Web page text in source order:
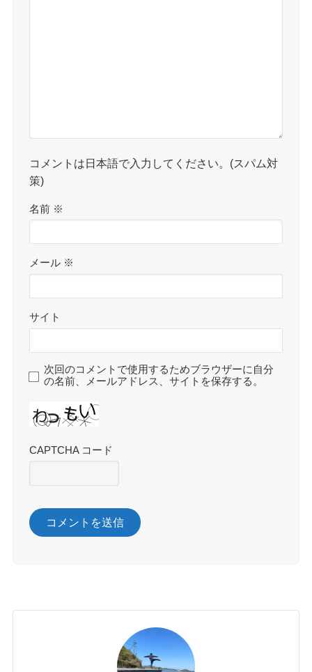
コメントは日本語で入力してください。(スパム対
策)
名前 ※
メール ※
サイト
次回のコメントで使用するためブラウザーに自分
の名前、メールアドレス、サイトを保存する。
CAPTCHA コード